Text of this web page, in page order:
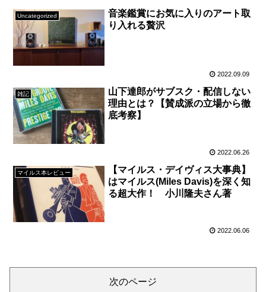
Uncategorized
音楽鑑賞にお気に入りのアート取
り入れる贅沢
2022.09.09
雑記
山下達郎がサブスク・配信しない
理由とは？【賛成派の立場から徹
底考察】
2022.06.26
マイルス本レビュー
【マイルス・デイヴィス大事典】
はマイルス(Miles Davis)を深く知
る超大作！ 小川隆夫さん著
2022.06.06
次のページ